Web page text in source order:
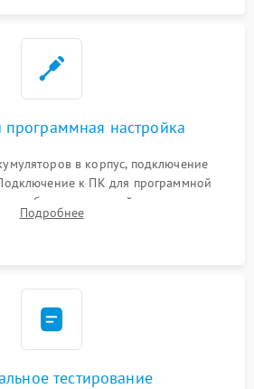
программная настройка
в корпус, подключение
к ПК для программной
батареи, настройки порогов
и сброса счетчиков старения АКБ.
Подробнее
тестирование